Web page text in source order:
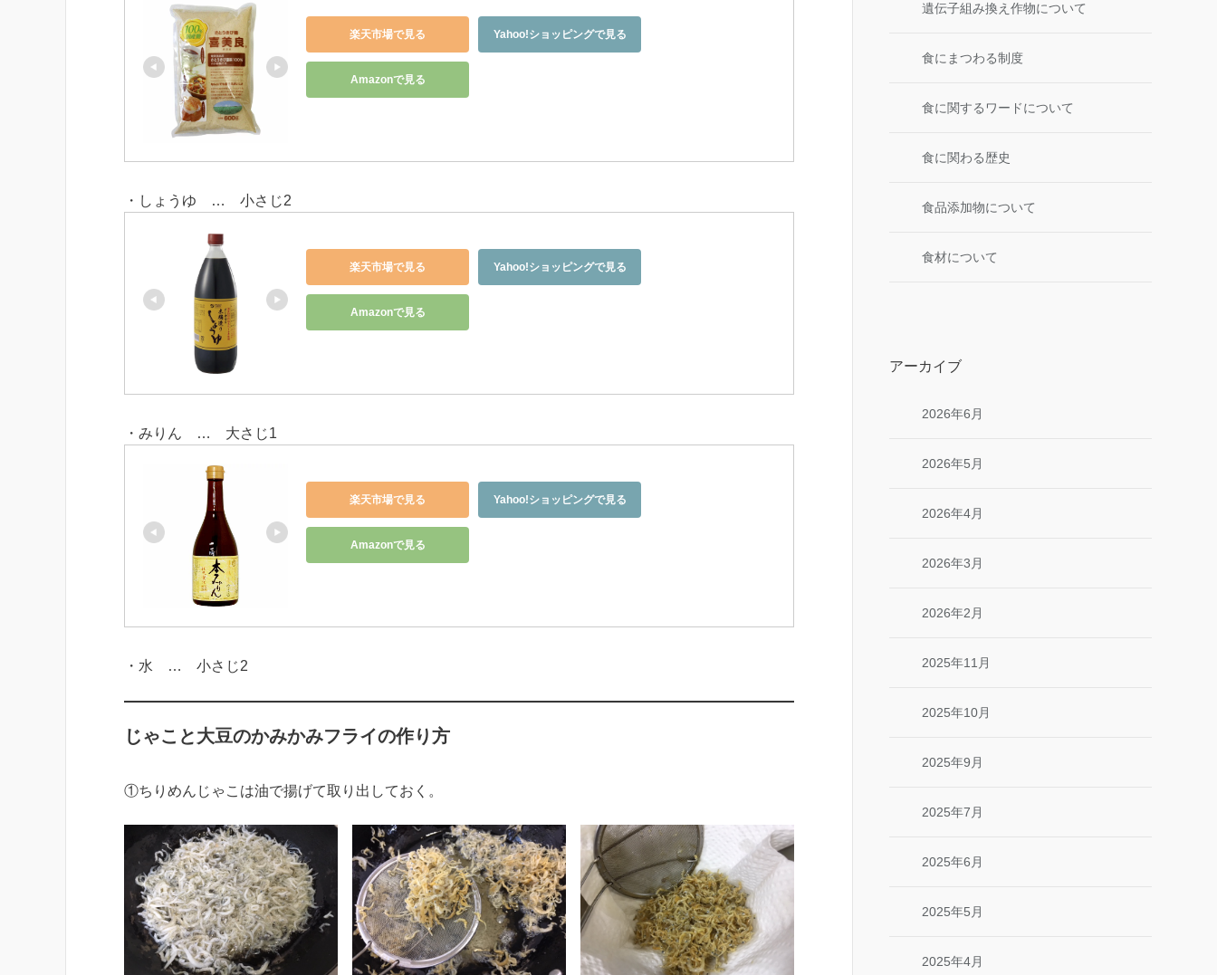
楽天市場で見る Yahoo!ショッピングで見る
Amazonで見る
・しょうゆ … 小さじ2
楽天市場で見る Yahoo!ショッピングで見る
Amazonで見る
・みりん … 大さじ1
楽天市場で見る Yahoo!ショッピングで見る
Amazonで見る
・水 … 小さじ2
じゃこと大豆のかみかみフライの作り方
①ちりめんじゃこは油で揚げて取り出しておく。
遺伝子組み換え作物について
食にまつわる制度
食に関するワードについて
食に関わる歴史
食品添加物について
食材について
アーカイブ
2026年6月
2026年5月
2026年4月
2026年3月
2026年2月
2025年11月
2025年10月
2025年9月
2025年7月
2025年6月
2025年5月
2025年4月